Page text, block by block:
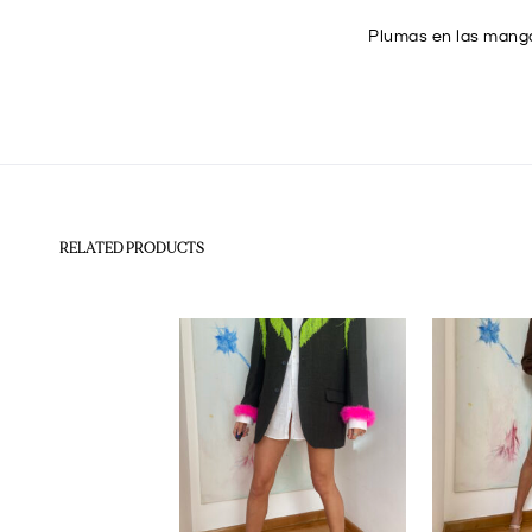
Plumas en las
RELATED PRODUCTS